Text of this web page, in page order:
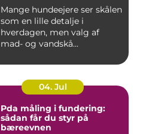
Mange hundeejere ser skålen
som en lille detalje i
hverdagen, men valg af
mad- og vandskå...
04. Jul
Pda måling i fundering:
sådan får du styr på
bæreevnen